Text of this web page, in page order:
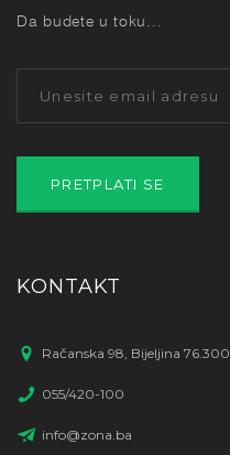
Da budete u toku...
KONTAKT
Račanska 98, Bijeljina 76.300
055/420-100
info@zona.ba